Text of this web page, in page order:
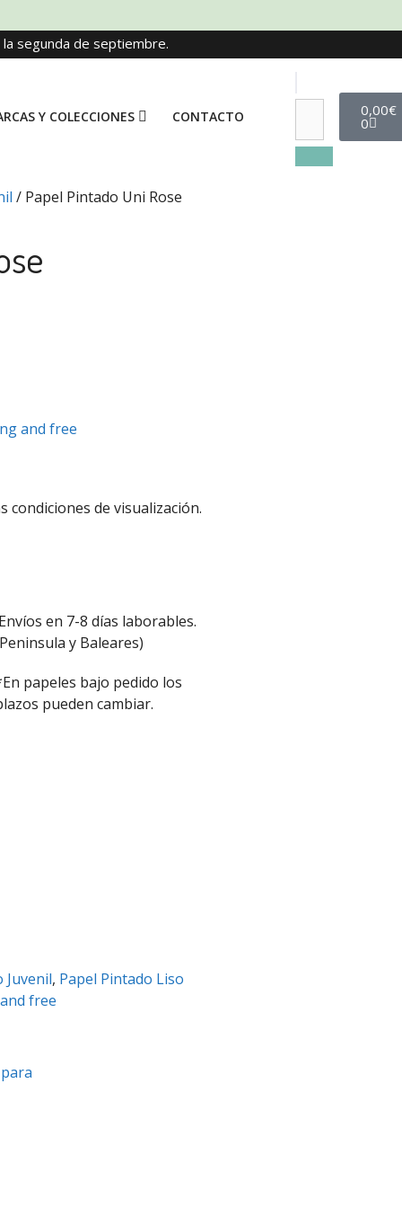
segunda de septiembre.
Y COLECCIONES CONTACTO 0,00€
0
/ Papel Pintado Uni Rose
and free
condiciones de visualización.
en 7-8 días laborables.
y Baleares)
papeles bajo pedido los
pueden cambiar.
Juvenil, Papel Pintado Liso
free